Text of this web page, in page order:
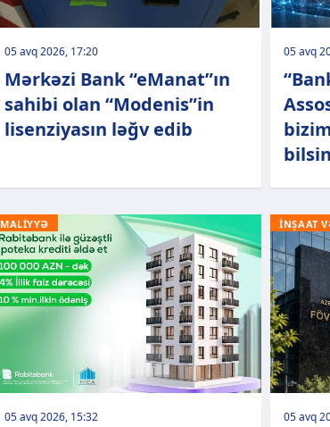
05 avq 2026, 17:20
Mərkəzi Bank “eManat”ın
sahibi olan “Modenis”in
lisenziyasın ləğv edib
05 avq
MALİYYƏ
05 avq 2026, 15:32
İNŞAAT
05 avq